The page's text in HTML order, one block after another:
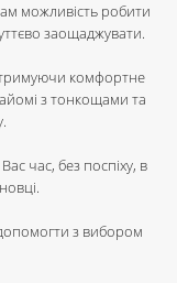
можливість робити
заощаджувати.
комфортне
з тонкощами та
час, без поспіху, в
з вибором